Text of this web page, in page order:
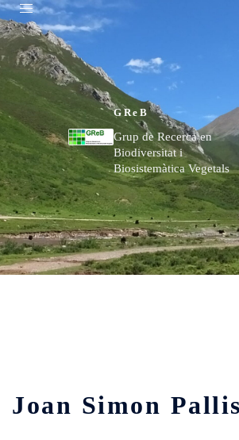
GReB
Grup de Recerca en
Biodiversitat i
Biosistemàtica Vegetals
Joan Simon